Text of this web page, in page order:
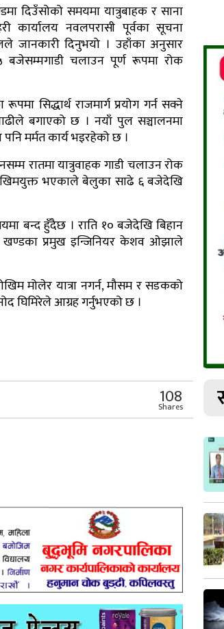
दिउँसोको समयमा यात्रुबाहक र साना
कार्यालय नवलपरासी पूर्वका सूचना
जानकारी दिनुभयो । उहाँका अनुसार
चलाउन पूर्ण रूपमा रोक
सिद्धार्थ राजमार्ग प्रयोग गर्न सक्ने
बगाएको छ । नयाँ पुल सञ्चालनमा
मर्मत कार्य भइरहेको छ ।
रातमा यात्रुवाहक गाडी चलाउन रोक
भएकाले बेलुका साढे ६ बजेदेखि
बन्द हुँदैछ । राति १० बजेदेखि बिहान
खण्डका प्रमुख इन्जिनियर केशव ओझाले
मोलेर यात्रा नगर्न, मौसम र सडकको
घिमिरेले आग्रह गर्नुभएको छ ।
108
Shares